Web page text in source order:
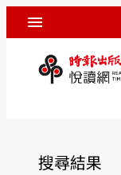
搜尋結果